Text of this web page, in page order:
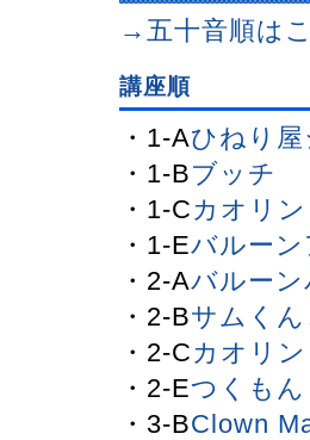
→五十音順は
講座順
・1-Aひねり屋
・1-Bブッチ
・1-Cカオリン
・1-Eバルー
・2-Aバルー
・2-Bサムく
・2-Cカオリン
・2-Eつくもん
・3-BClown